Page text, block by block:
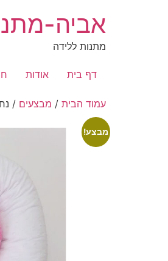
אביה-
מתנות ללידה
דף בית אודות
עמוד הבית / מבצעים /
מבצע!